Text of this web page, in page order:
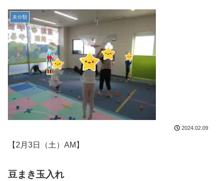
未分類
2024.02.09
【2月3日（土）AM】
豆まき玉入れ